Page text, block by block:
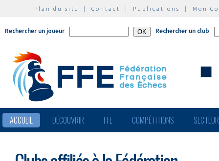
Plan du site | Contact | Publications | Mon
Rechercher un joueur Rechercher un club
ACCUEIL DÉCOUVRIR FFE COMPÉTITIONS